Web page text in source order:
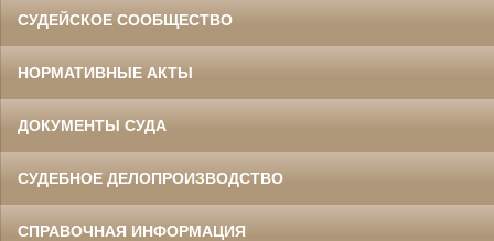
СУДЕЙСКОЕ СООБЩЕСТВО
НОРМАТИВНЫЕ АКТЫ
ДОКУМЕНТЫ СУДА
СУДЕБНОЕ ДЕЛОПРОИЗВОДСТВО
СПРАВОЧНАЯ ИНФОРМАЦИЯ